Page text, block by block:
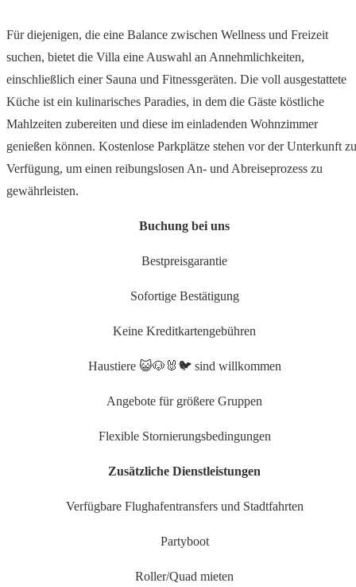
Für diejenigen, die eine Balance zwischen Wellness und Freizeit
suchen, bietet die Villa eine Auswahl an Annehmlichkeiten,
einschließlich einer Sauna und Fitnessgeräten. Die voll ausgestattete
Küche ist ein kulinarisches Paradies, in dem die Gäste köstliche
Mahlzeiten zubereiten und diese im einladenden Wohnzimmer
genießen können. Kostenlose Parkplätze stehen vor der Unterkunft
Verfügung, um einen reibungslosen An- und Abreiseprozess zu
gewährleisten.
Buchung bei uns
Bestpreisgarantie
Sofortige Bestätigung
Keine Kreditkartengebühren
Haustiere 😺🐶🐰🐦 sind willkommen
Angebote für größere Gruppen
Flexible Stornierungsbedingungen
Zusätzliche Dienstleistungen
Verfügbare Flughafentransfers und Stadtfahrten
Partyboot
Roller/Quad mieten